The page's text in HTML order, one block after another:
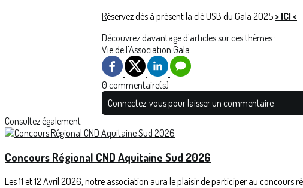
Réservez dès à présent la clé USB du Gala 2025 > ICI <
Découvrez davantage d'articles sur ces thèmes :
Vie de l'Association Gala
0 commentaire(s)
Connectez-vous pour laisser un commentaire
Consultez également
Concours Régional CND Aquitaine Sud 2026
Les 11 et 12 Avril 2026, notre association aura le plaisir de participer au concours